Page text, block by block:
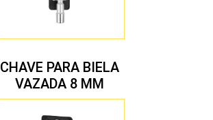
CHAVE PARA BIELA
VAZADA 8 MM